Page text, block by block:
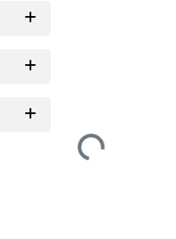
Loading...